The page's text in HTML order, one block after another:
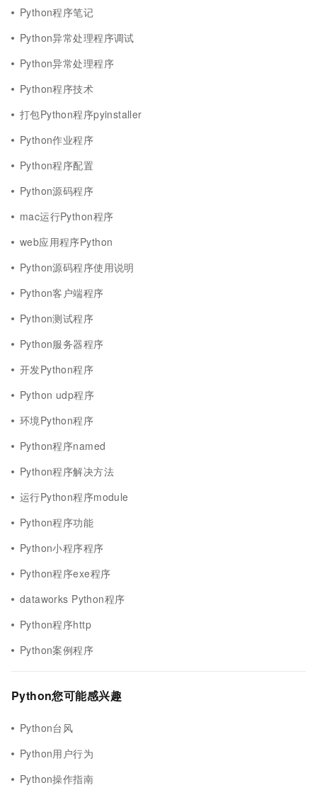
Python程序笔记
Python异常处理程序调试
Python异常处理程序
Python程序技术
打包Python程序pyinstaller
Python作业程序
Python程序配置
Python源码程序
mac运行Python程序
web应用程序Python
Python源码程序使用说明
Python客户端程序
Python测试程序
Python服务器程序
开发Python程序
Python udp程序
环境Python程序
Python程序named
Python程序解决方法
运行Python程序module
Python程序功能
Python小程序程序
Python程序exe程序
dataworks Python程序
Python程序http
Python案例程序
Python您可能感兴趣
Python台风
Python用户行为
Python操作指南